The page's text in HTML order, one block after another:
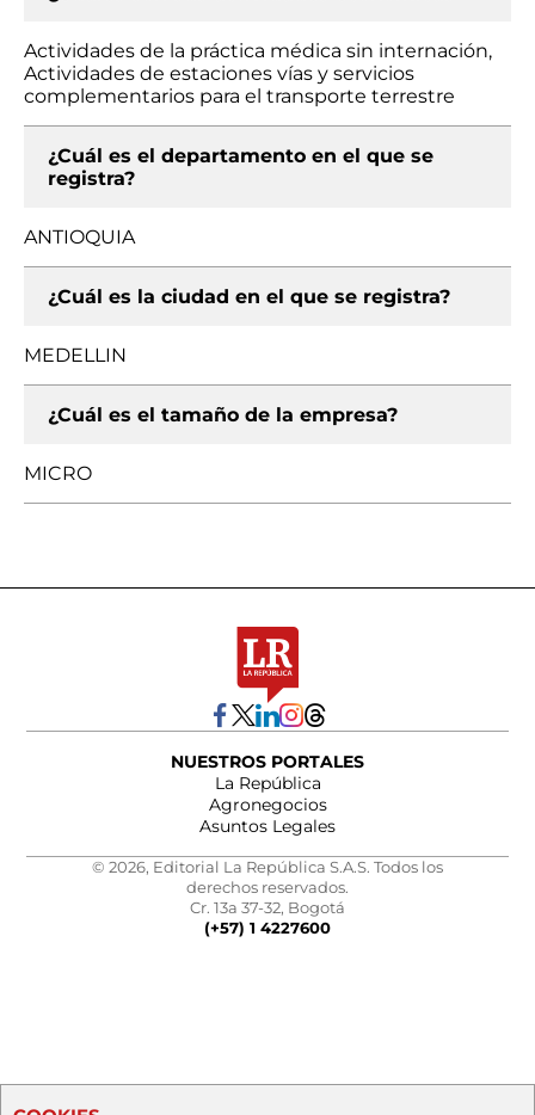
Actividades de la práctica médica sin internación,
Actividades de estaciones vías y servicios
complementarios para el transporte terrestre
¿Cuál es el departamento en el que se
registra?
ANTIOQUIA
¿Cuál es la ciudad en el que se registra?
MEDELLIN
¿Cuál es el tamaño de la empresa?
MICRO
NUESTROS PORTALES
La República
Agronegocios
Asuntos Legales
© 2026, Editorial La República S.A.S. Todos los
derechos reservados.
Cr. 13a 37-32, Bogotá
(+57) 1 4227600